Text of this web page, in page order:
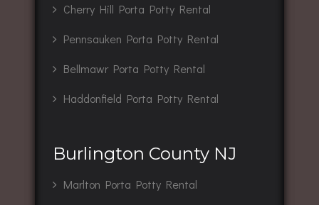
Cherry Hill Porta Potty Rental
Pennsauken Porta Potty Rental
Bellmawr Porta Potty Rental
Haddonfield Porta Potty Rental
Burlington County NJ
Marlton Porta Potty Rental